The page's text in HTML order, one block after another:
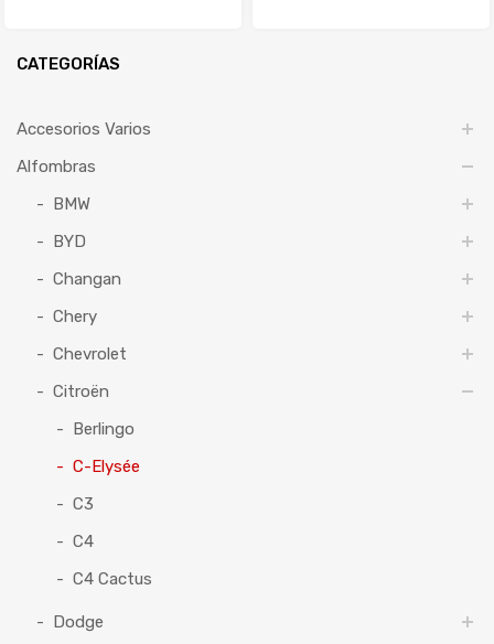
CATEGORÍAS
Accesorios Varios
Alfombras
BMW
BYD
Changan
Chery
Chevrolet
Citroën
Berlingo
C-Elysée
C3
C4
C4 Cactus
Dodge